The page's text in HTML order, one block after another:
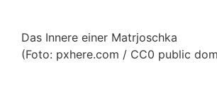
Das Innere einer Matrjoschka
(Foto: pxhere.com / CC0 public